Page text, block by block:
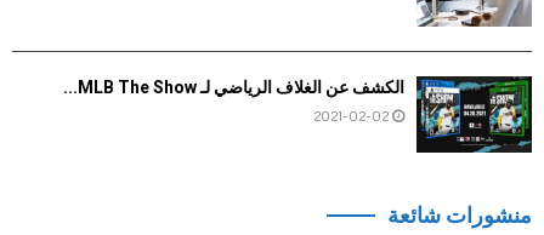
الكشف عن الغلاف الرياضي لـ MLB The Show...
2021-02-02
منشورات شائعة